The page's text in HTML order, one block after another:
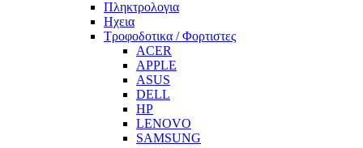
Πληκτρολογια
Ηχεια
Τροφοδοτικα / Φορτιστες
ACER
APPLE
ASUS
DELL
HP
LENOVO
SAMSUNG